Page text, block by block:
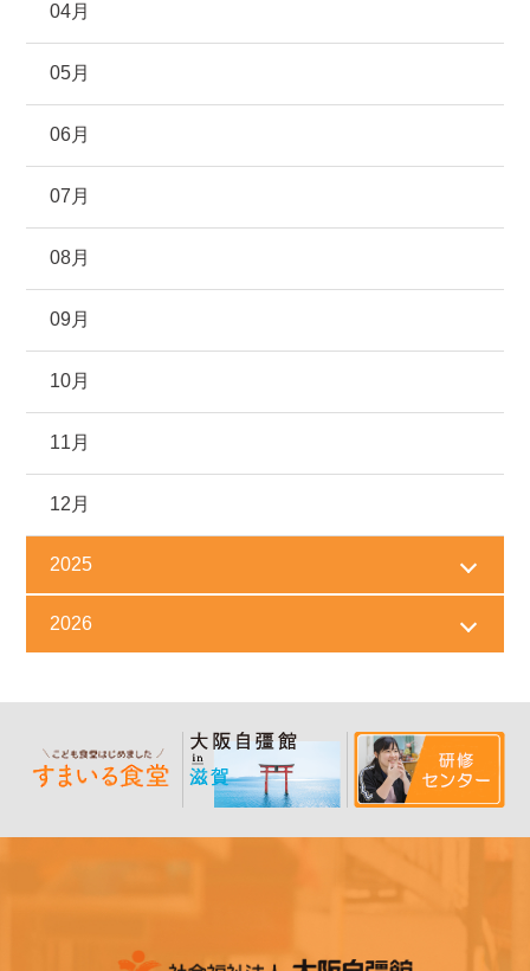
04月
05月
06月
07月
08月
09月
10月
11月
12月
2025
2026